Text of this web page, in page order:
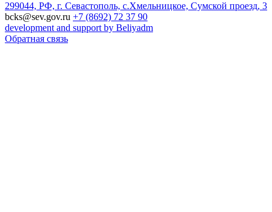
299044, РФ, г. Севастополь, с.Хмельницкое, Сумской проезд, 3
bcks@sev.gov.ru +7 (8692) 72 37 90
development and support by Beliyadm
Обратная связь